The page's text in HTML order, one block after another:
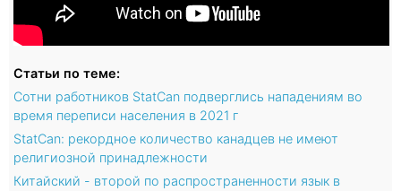
Статьи по теме:
Сотни работников StatCan подверглись нападениям во
время переписи населения в 2021 г
StatCan: рекордное количество канадцев не имеют
религиозной принадлежности
Китайский - второй по распространенности язык в